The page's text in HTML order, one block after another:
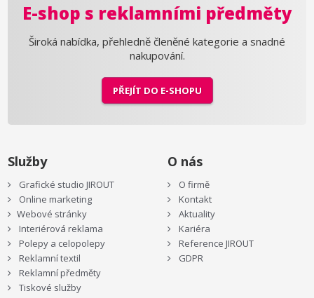
Služby
Grafické studio JIROUT
Online marketing
Webové stránky
Interiérová reklama
Polepy a celopolepy
Reklamní textil
Reklamní předměty
Tiskové služby
O nás
O firmě
Kontakt
Aktuality
Kariéra
Reference JIROUT
GDPR
E-shop s reklamními předměty
Široká nabídka, přehledně členěné kategorie a snadné
nakupování.
PŘEJÍT DO E-SHOPU